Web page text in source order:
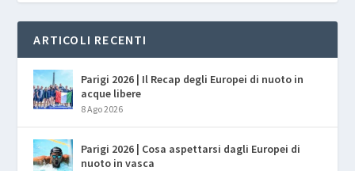
ARTICOLI RECENTI
Parigi 2026 | Il Recap degli Europei di nuoto in
acque libere
8 Ago 2026
Parigi 2026 | Cosa aspettarsi dagli Europei di
nuoto in vasca